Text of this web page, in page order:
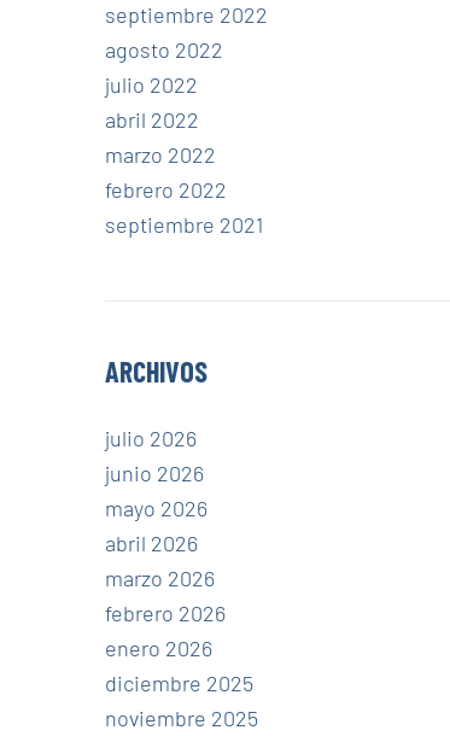
septiembre 2022
agosto 2022
julio 2022
abril 2022
marzo 2022
febrero 2022
septiembre 2021
ARCHIVOS
julio 2026
junio 2026
mayo 2026
abril 2026
marzo 2026
febrero 2026
enero 2026
diciembre 2025
noviembre 2025